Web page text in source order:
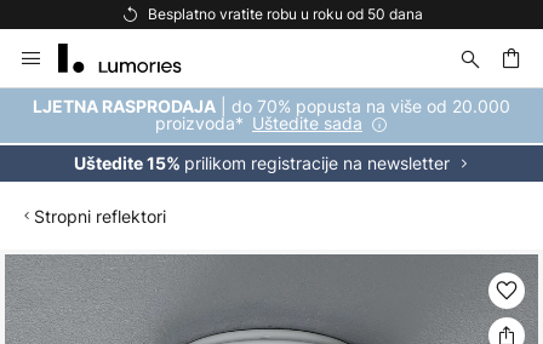
Besplatno vratite robu u roku od 50 dana
to
Content
LJETNA RASPRODAJA | do 70% popusta na više od 20.000
proizvoda* Uštedite sada
Uštedite 15% prilikom registracije na newsletter
Stropni reflektori
Skip
to
the